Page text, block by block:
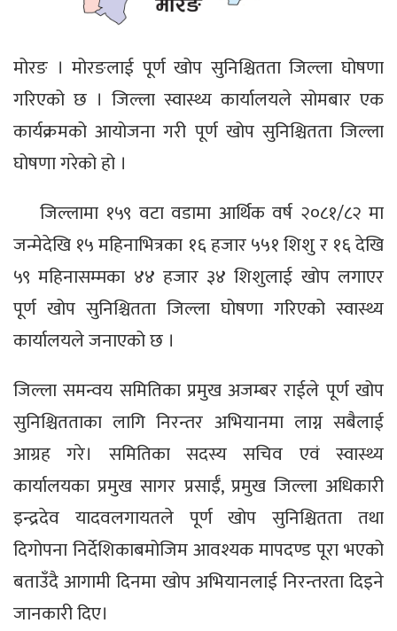
मोरङ । मोरङलाई पूर्ण खोप सुनिश्चितता जिल्ला घोषणा
गरिएको छ । जिल्ला स्वास्थ्य कार्यालयले सोमबार एक
कार्यक्रमको आयोजना गरी पूर्ण खोप सुनिश्चितता जिल्ला
घोषणा गरेको हो ।
जिल्लामा १५९ वटा वडामा आर्थिक वर्ष २०८१/८२ मा
जन्मेदेखि १५ महिनाभित्रका १६ हजार ५५१ शिशु र १६ देखि
५९ महिनासम्मका ४४ हजार ३४ शिशुलाई खोप लगाएर
पूर्ण खोप सुनिश्चितता जिल्ला घोषणा गरिएको स्वास्थ्य
कार्यालयले जनाएको छ ।
जिल्ला समन्वय समितिका प्रमुख अजम्बर राईले पूर्ण खोप
सुनिश्चितताका लागि निरन्तर अभियानमा लाग्न सबैलाई
आग्रह गरे। समितिका सदस्य सचिव एवं स्वास्थ्य
कार्यालयका प्रमुख सागर प्रसाईँ, प्रमुख जिल्ला अधिकारी
इन्द्रदेव यादवलगायतले पूर्ण खोप सुनिश्चितता तथा
दिगोपना निर्देशिकाबमोजिम आवश्यक मापदण्ड पूरा भएको
बताउँदै आगामी दिनमा खोप अभियानलाई निरन्तरता दिइने
जानकारी दिए।